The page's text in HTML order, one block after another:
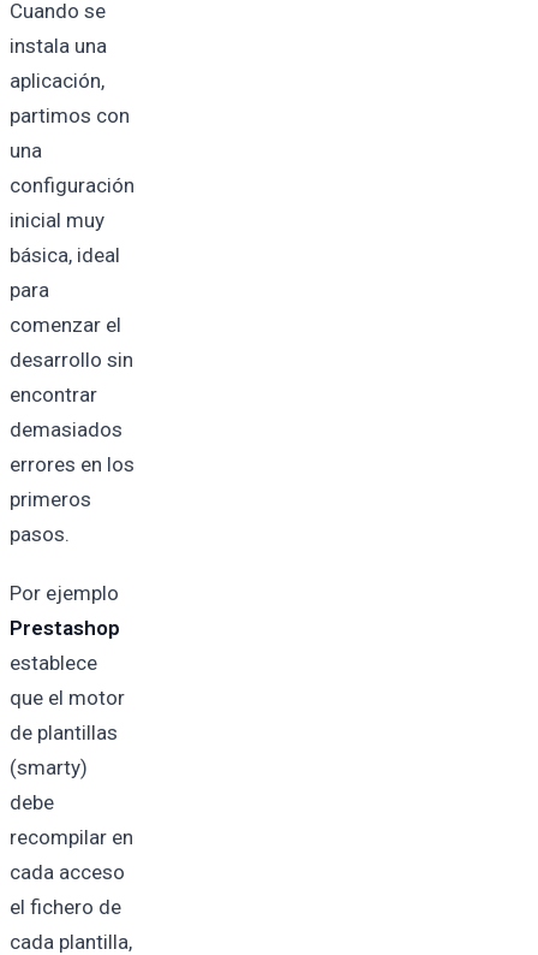
Cuando se
instala una
aplicación,
partimos con
una
configuración
inicial muy
básica, ideal
para
comenzar el
desarrollo sin
encontrar
demasiados
errores en los
primeros
pasos.
Por ejemplo
Prestashop
establece
que el motor
de plantillas
(smarty)
debe
recompilar en
cada acceso
el fichero de
cada plantilla,